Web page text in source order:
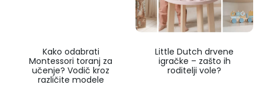
Kako odabrati
Montessori toranj za
učenje? Vodič kroz
različite modele
Little Dutch drvene
igračke – zašto ih
roditelji vole?